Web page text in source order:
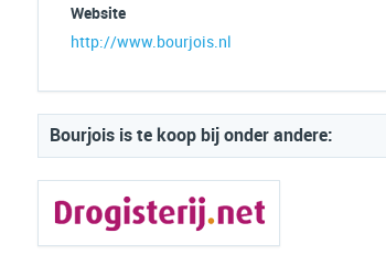
Website
http://www.bourjois.nl
Bourjois is te koop bij onder andere: